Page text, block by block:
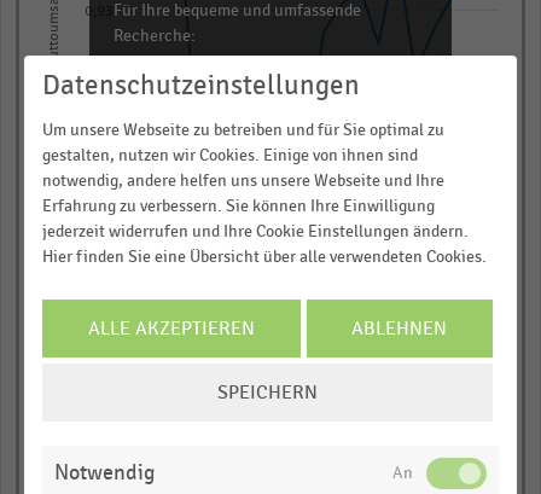
axis
displaying
categories.
categories.
The
chart
has
axis
Milliarden
20002002 200420062008 2010 2012201420162018
0,85
0,88
0,93
End
chart
Für Ihre bequeme und umfassende
Recherche:
Über 300.000 Daten und Kennzahlen
Download als Excel, PNG, PDF
… und vieles mehr!
JETZT INFORMIEREN
Datenschutzeinstellungen
Um unsere Webseite zu betreiben und für Sie optimal zu
gestalten, nutzen wir Cookies. Einige von ihnen sind
notwendig, andere helfen uns unsere Webseite und Ihre
Erfahrung zu verbessern. Sie können Ihre Einwilligung
jederzeit widerrufen und Ihre Cookie Einstellungen ändern.
Hier finden Sie eine Übersicht über alle verwendeten Cookies.
ALLE AKZEPTIEREN ABLEHNEN
SPEICHERN
Notwendig